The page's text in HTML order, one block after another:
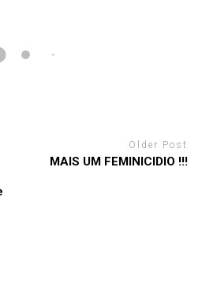
Older Post
MAIS UM FEMINICIDIO !!!